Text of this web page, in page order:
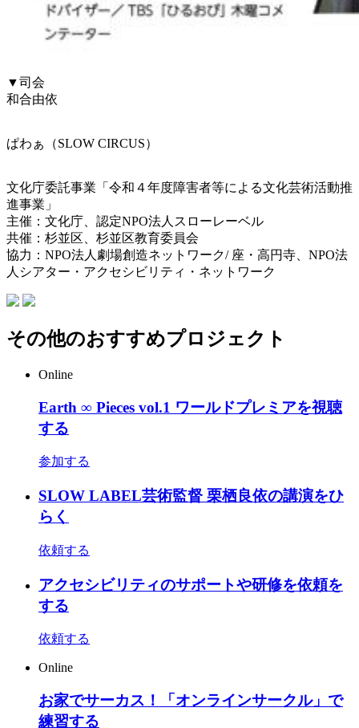
▼司会
和合由依
ぱわぁ（SLOW CIRCUS）
文化庁委託事業「令和４年度障害者等による文化芸術活動推
進事業」
主催：文化庁、認定NPO法人スローレーベル
共催：杉並区、杉並区教育委員会
協力：NPO法人劇場創造ネットワーク/ 座・高円寺、NPO法
人シアター・アクセシビリティ・ネットワーク
その他のおすすめプロジェクト
Online
Earth ∞ Pieces vol.1 ワールドプレミアを視聴
する
参加する
SLOW LABEL芸術監督 栗栖良依の講演をひ
らく
依頼する
アクセシビリティのサポートや研修を依頼を
する
依頼する
Online
お家でサーカス！「オンラインサークル」で
練習する